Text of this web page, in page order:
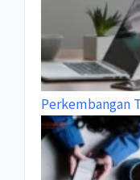
Perkembangan